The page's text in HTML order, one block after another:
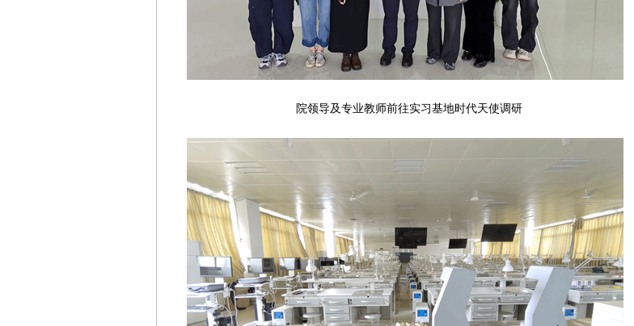
院领导及专业教师前往实习基地时代天使调研